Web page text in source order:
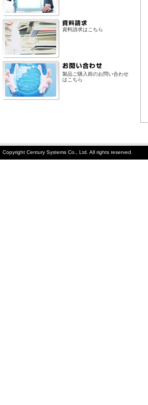
資料請求はこちら
製品ご購入前のお問い合わせ
はこちら
Copyright Century Systems Co., Ltd. All rights reserved.